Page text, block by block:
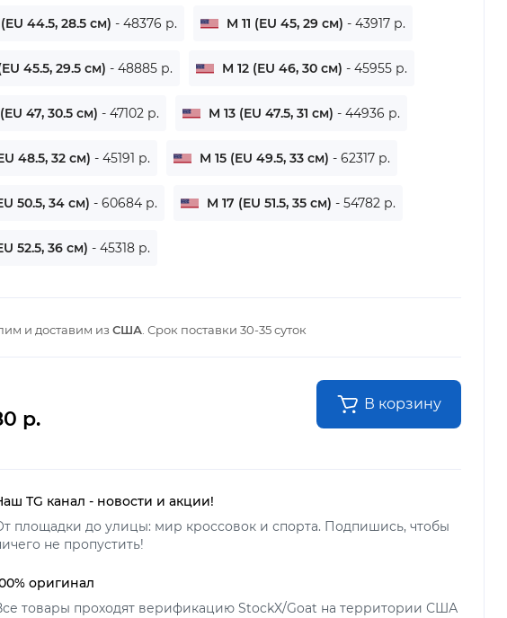
(EU 44.5, 28.5 см) - 48376 р. M 11 (EU 45, 29 см) - 43917 р.
45.5, 29.5 см) - 48885 р. M 12 (EU 46, 30 см) - 45955 р.
47, 30.5 см) - 47102 р. M 13 (EU 47.5, 31 см) - 44936 р.
48.5, 32 см) - 45191 р. M 15 (EU 49.5, 33 см) - 62317 р.
50.5, 34 см) - 60684 р. M 17 (EU 51.5, 35 см) - 54782 р.
52.5, 36 см) - 45318 р.
и доставим из США . Срок поставки 30-35 суток
р.
В корзину
TG канал - новости и акции!
площадки до улицы: мир кроссовок и спорта. Подпишись, чтобы
не пропустить!
оригинал
товары проходят верификацию StockX/Goat на территории США